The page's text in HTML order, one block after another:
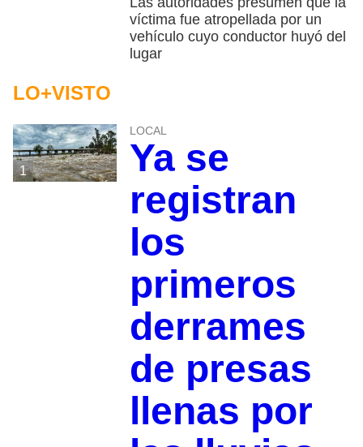
víctima fue atropellada por un
vehículo cuyo conductor huyó del
lugar
LO+VISTO
1
LOCAL
Ya se
registran
los
primeros
derrames
de presas
llenas por